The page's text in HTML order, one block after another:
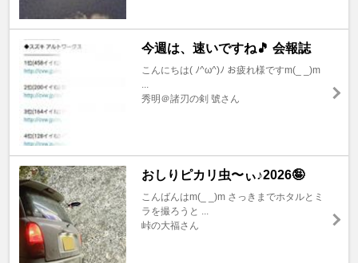
今週は、速いですね🎵 会報誌
こんにちは( ﾉ^ω^)ﾉ お疲れ様ですm(_ _)m
...
秀明＠諸刃の剣 號さん
おしりピカリ虫〜ぃ♪2026🤪
こんばんはm(_ _)m さっきまでホタルとミ
ラを撮ろうと ...
峠の大福さん